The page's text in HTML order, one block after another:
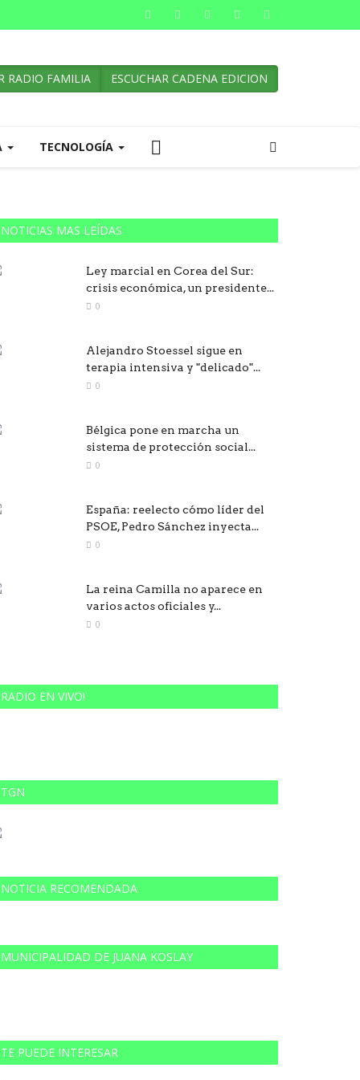
RADIO FAMILIA ESCUCHAR CADENA EDICION
TECNOLOGÍA
NOTICIAS MAS LEÍDAS
Ley marcial en Corea del Sur:
crisis económica, un presidente...
0
Alejandro Stoessel sigue en
terapia intensiva y "delicado"...
0
Bélgica pone en marcha un
sistema de protección social...
0
España: reelecto cómo líder del
PSOE, Pedro Sánchez inyecta...
0
La reina Camilla no aparece en
varios actos oficiales y...
0
RADIO EN VIVO!
TGN
NOTICIA RECOMENDADA
MUNICIPALIDAD DE JUANA KOSLAY
TE PUEDE INTERESAR